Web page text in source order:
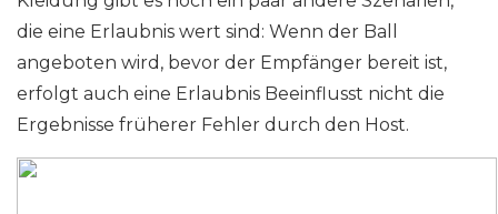
die eine Erlaubnis wert sind: Wenn der Ball
angeboten wird, bevor der Empfänger bereit ist,
erfolgt auch eine Erlaubnis Beeinflusst nicht die
Ergebnisse früherer Fehler durch den Host.